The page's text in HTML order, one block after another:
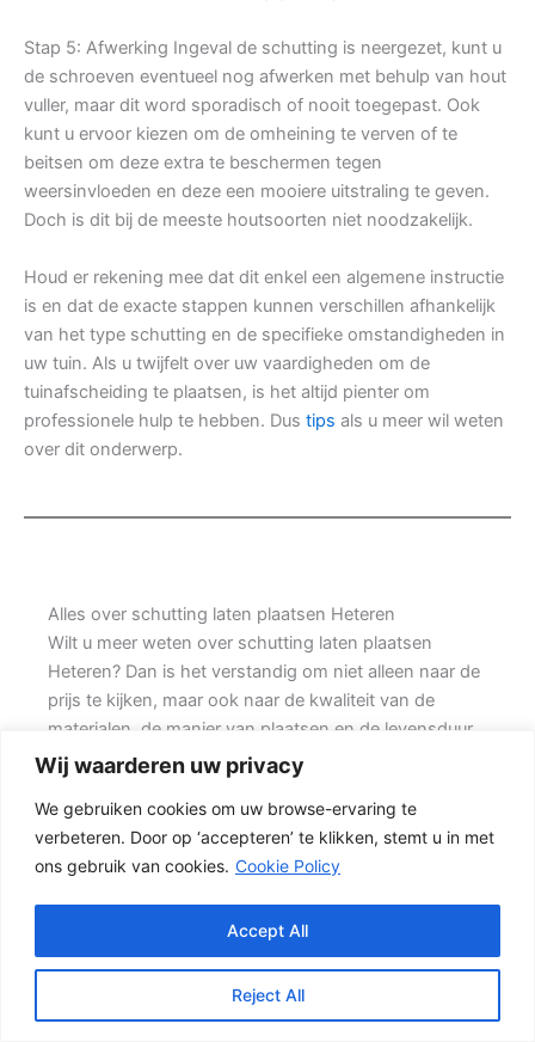
Wij waarderen uw privacy
We gebruiken cookies om uw browse-ervaring te
verbeteren. Door op ‘accepteren’ te klikken, stemt u in met
ons gebruik van cookies. Cookie Policy
Reject All
Accept All
Stap 5: Afwerking Ingeval de schutting is neergezet, kunt u
de schroeven eventueel nog afwerken met behulp van hout
vuller, maar dit word sporadisch of nooit toegepast. Ook
kunt u ervoor kiezen om de omheining te verven of te
beitsen om deze extra te beschermen tegen
weersinvloeden en deze een mooiere uitstraling te geven.
Doch is dit bij de meeste houtsoorten niet noodzakelijk.
Houd er rekening mee dat dit enkel een algemene instructie
is en dat de exacte stappen kunnen verschillen afhankelijk
van het type schutting en de specifieke omstandigheden in
uw tuin. Als u twijfelt over uw vaardigheden om de
tuinafscheiding te plaatsen, is het altijd pienter om
professionele hulp te hebben. Dus tips als u meer wil weten
over dit onderwerp.
Alles over schutting laten plaatsen Heteren
Wilt u meer weten over schutting laten plaatsen
Heteren? Dan is het verstandig om niet alleen naar de
prijs te kijken, maar ook naar de kwaliteit van de
materialen, de manier van plaatsen en de levensduur
van de complete schutting. Prins Schuttingen helpt
een duurzame oplossing.
Een nette tuinafscheiding vraagt om meer dan alleen
een paar schermen en palen. Wilt u vooral een luxe
uitstraling, dan kan een hout-beton schutting met
hoge betonplaat of zwarte accenten goed passen.
Daarbij spelen ook zaken mee zoals windbelasting,
hoogteverschillen, grondsoort, erfgrens en de